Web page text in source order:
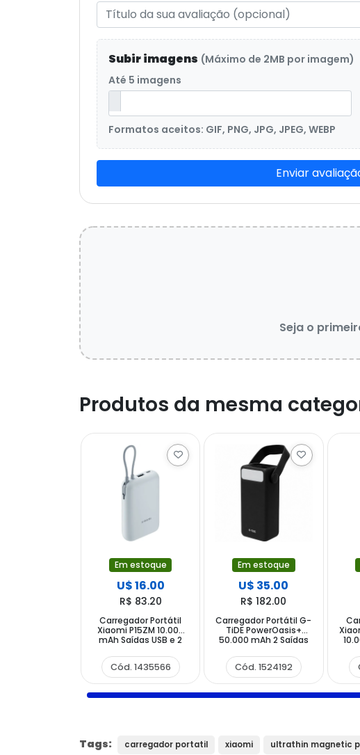
Subir imagens (Máximo de 2MB por imagem)
Até 5 imagens
Formatos aceitos: GIF, PNG, JPG, JPEG, WEBP
Enviar
Seja o
Produtos da mesma
Em estoque
U$ 16.00
R$ 83.20
Carregador Portátil
Xiaomi P15ZM 10.000
mAh Saídas USB e 2
Cód. 1435566
Em estoque
U$ 35.00
R$ 182.00
Carregador Portátil G-
TiDE PowerOasis+
50.000 mAh 2 Saídas
Cód. 1524192
Tags: carregador portatil xiaomi ultrathin magnetic